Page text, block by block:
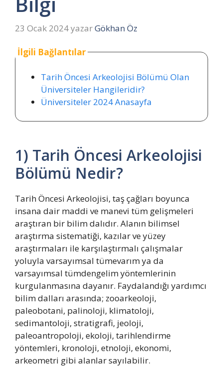
23 Ocak 2024yazarGökhan Öz
İlgili Bağlantılar
Tarih Öncesi Arkeolojisi Bölümü Olan
Üniversiteler Hangileridir?
Üniversiteler 2024 Anasayfa
1) Tarih Öncesi Arkeolojisi
Bölümü Nedir?
Tarih Öncesi Arkeolojisi, taş çağları boyunca
insana dair maddi ve manevi tüm gelişmeleri
araştıran bir bilim dalıdır. Alanın bilimsel
araştırma sistematiği, kazılar ve yüzey
araştırmaları ile karşılaştırmalı çalışmalar
yoluyla varsayımsal tümevarım ya da
varsayımsal tümdengelim yöntemlerinin
kurgulanmasına dayanır. Faydalandığı yardımcı
bilim dalları arasında; zooarkeoloji,
paleobotani, palinoloji, klimatoloji,
sedimantoloji, stratigrafi, jeoloji,
paleoantropoloji, ekoloji, tarihlendirme
yöntemleri, kronoloji, etnoloji, ekonomi,
arkeometri gibi alanlar sayılabilir.